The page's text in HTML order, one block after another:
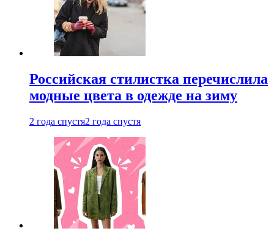
Российская стилистка перечислила
модные цвета в одежде на зиму
2 года спустя2 года спустя